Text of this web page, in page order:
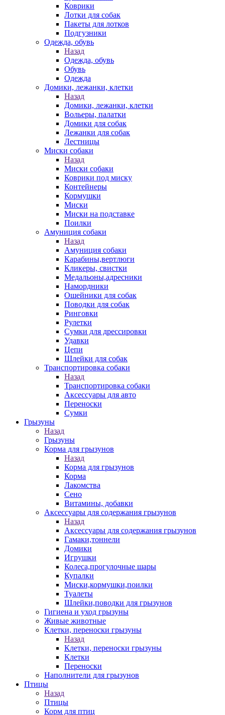
Коврики
Лотки для собак
Пакеты для лотков
Подгузники
Одежда, обувь
Назад
Одежда, обувь
Обувь
Одежда
Домики, лежанки, клетки
Назад
Домики, лежанки, клетки
Вольеры, палатки
Домики для собак
Лежанки для собак
Лестницы
Миски собаки
Назад
Миски собаки
Коврики под миску
Контейнеры
Кормушки
Миски
Миски на подставке
Поилки
Амуниция собаки
Назад
Амуниция собаки
Карабины,вертлюги
Кликеры, свистки
Медальоны,адресники
Намордники
Ошейники для собак
Поводки для собак
Ринговки
Рулетки
Сумки для дрессировки
Удавки
Цепи
Шлейки для собак
Транспортировка собаки
Назад
Транспортировка собаки
Аксессуары для авто
Переноски
Сумки
Грызуны
Назад
Грызуны
Корма для грызунов
Назад
Корма для грызунов
Корма
Лакомства
Сено
Витамины, добавки
Аксессуары для содержания грызунов
Назад
Аксессуары для содержания грызунов
Гамаки,тоннели
Домики
Игрушки
Колеса,прогулочные шары
Купалки
Миски,кормушки,поилки
Туалеты
Шлейки,поводки для грызунов
Гигиена и уход грызуны
Живые животные
Клетки, переноски грызуны
Назад
Клетки, переноски грызуны
Клетки
Переноски
Наполнители для грызунов
Птицы
Назад
Птицы
Корм для птиц